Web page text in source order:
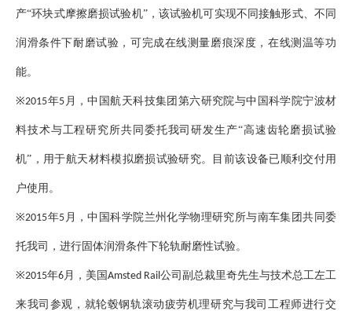
产“环块式摩擦磨损试验机”，该试验机可实现不同接触形式、不同
润滑条件下耐磨试验，可完成在线测量磨痕深度，在线测温等功
能。
※2015年5 月，中国航天科技集团第六研究院与中国科学院宁波材
料技术与工程研究所共同委托我司研发生产“高速齿轮磨损试验
机”，用于航天材料模拟磨损试验研究。目前该设备已顺利交付用
户使用。
※2015年5 月，中国科学院兰州化学物理研究所与南车集团共同委
托我司，进行固体润滑条件下轮轨耐磨性试验。
※2015年6月，美国 Amsted Rail公司副总裁里奇先生与技术总工左工
来我司参观，就轮毂钢轨滚动疲劳机理研究与我司工程师进行交